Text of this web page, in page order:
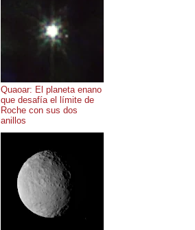
Quaoar: El planeta enano
que desafía el límite de
Roche con sus dos
anillos